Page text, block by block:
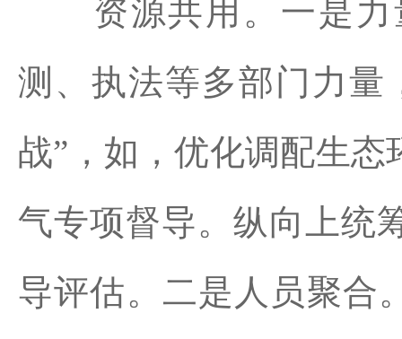
资源共用。一是力
测、执法等多部门力量
战”，如，优化调配生
气专项督导。纵向上统
导评估。二是人员聚合